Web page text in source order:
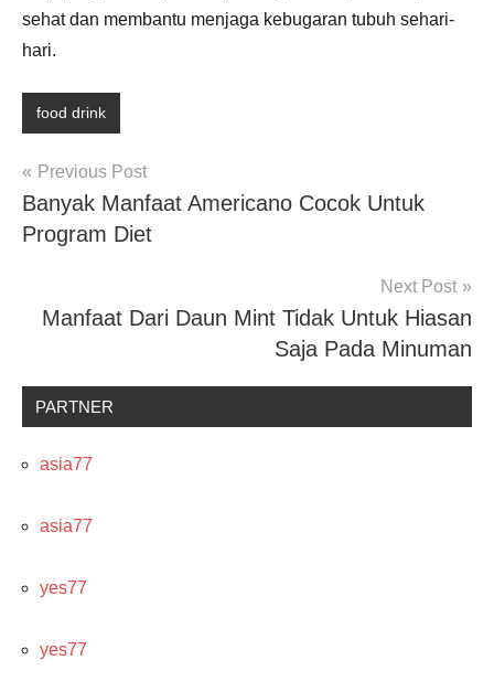
sehatdan membantu menjaga kebugaran tubuh sehari-
hari.
food drink
Post
navigation
Previous Post
Banyak Manfaat Americano Cocok Untuk
Program Diet
Next Post
Manfaat Dari Daun Mint Tidak Untuk Hiasan
Saja Pada Minuman
PARTNER
asia77
asia77
yes77
yes77